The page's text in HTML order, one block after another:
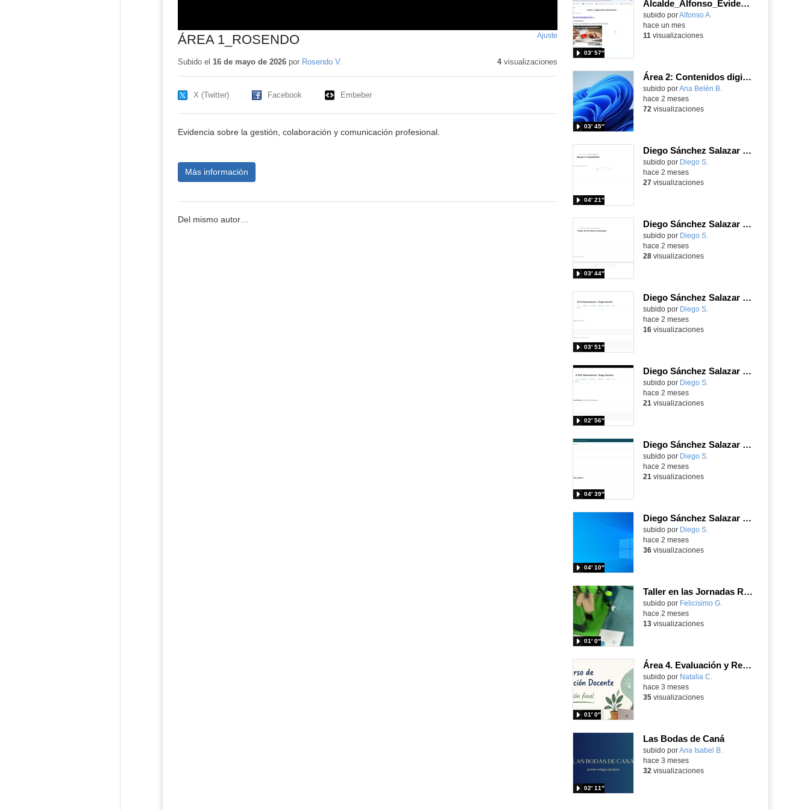
ÁREA 1_ROSENDO Ajuste
pantalla
Subido el 16 de mayo de 2026por Rosendo V. 4visualizaciones
X (Twitter) Facebook Embeber
Evidencia sobre la gestión, colaboración y comunicación profesional.
Más información
Del mismo autor…
Alcalde_Alfonso_EvidenciaArea_2
Contenido educativo.
subido porAlfonso A.
03′ 57″
hace un mes
11 visualizaciones
Área 2: Contenidos digitales
Contenido educativo.
subido porAna Belén B.
03′ 45″
hace 2 meses
72 visualizaciones
Diego Sánchez Salazar Área 6
subido por Diego S.
04′ 21″
hace 2 meses
27visualizaciones
Diego Sánchez Salazar Área 5
subido por Diego S.
03′ 44″
hace 2 meses
28visualizaciones
Diego Sánchez Salazar Área 4
subido por Diego S.
03′ 51″
hace 2 meses
16visualizaciones
Diego Sánchez Salazar Área 3
subido por Diego S.
02′ 56″
hace 2 meses
21 visualizaciones
Diego Sánchez Salazar Área 2
subido por Diego S.
04′ 39″
hace 2 meses
21 visualizaciones
Diego Sánchez Salazar Área 1
subido por Diego S.
04′ 10″
hace 2 meses
36visualizaciones
Taller en las Jornadas Robóticas Educativas del CTIF Sur para primaria
Contenido educativo.
subido por Felicisimo G.
01′ 0″
hace 2 meses
13visualizaciones
Área 4. Evaluación y Retroalimentación
subido por Natalia C.
01′ 0″
hace 3 meses
35visualizaciones
Las Bodas de Caná
Contenido educativo.
subido porAna Isabel B.
02′ 11″
hace 3 meses
32 visualizaciones